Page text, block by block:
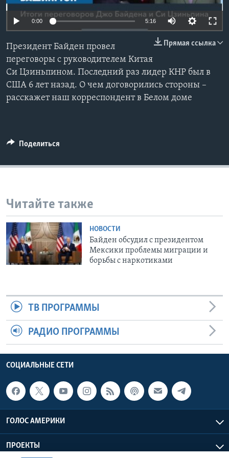
Learning English
СОЦИАЛЬНЫЕ СЕТИ
Языки
0:00 5:16
Прямая ссылка
Президент Байден провел
переговоры с руководителем Китая
Си Цзиньпином. Последний раз лидер КНР был в
США 6 лет назад. О чем договорились стороны –
расскажет наш корреспондент в Белом доме
Поделиться
Читайте также
НОВОСТИ
Байден обсудил с президентом
Мексики проблемы миграции и
борьбы с наркотиками
ТВ ПРОГРАММЫ
РАДИО ПРОГРАММЫ
СОЦИАЛЬНЫЕ СЕТИ
ГОЛОС АМЕРИКИ
ПРОЕКТЫ